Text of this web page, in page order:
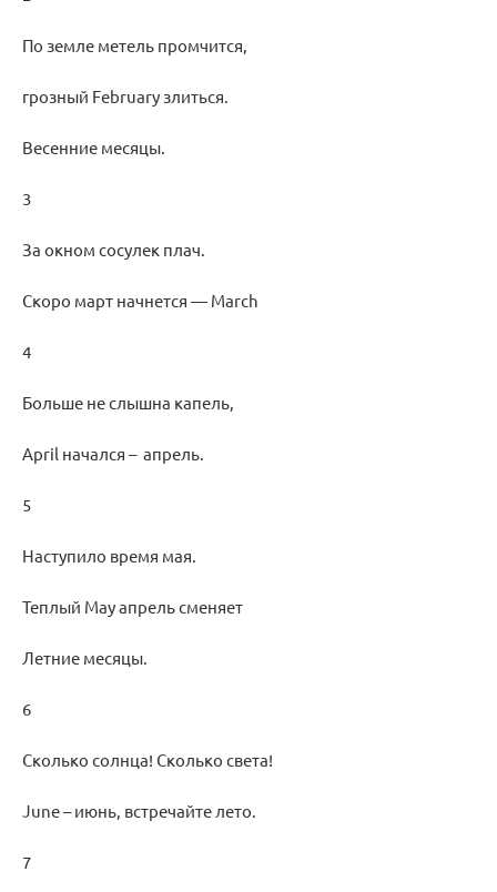
По земле метель промчится,
грозный February злиться.
Весенние месяцы.
3
За окном сосулек плач.
Скоро март начнется — March
4
Больше не слышна капель,
April начался – апрель.
5
Наступило время мая.
Теплый May апрель сменяет
Летние месяцы.
6
Сколько солнца! Сколько света!
June – июнь, встречайте лето.
7